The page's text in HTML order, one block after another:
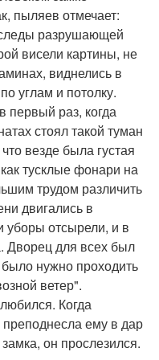
пыляев отмечает:
разрушающей
висели картины, не
виднелись в
углам и потолку.
первый раз, когда
стоял такой туман
везде была густая
тусклые фонари на
трудом различить
двигались в
уборы отсырели, и в
Дворец для всех был
нужно проходить
ветер".
Когда
ему в дар
он прослезился.